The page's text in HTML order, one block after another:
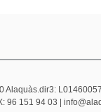
Alaquàs.dir3: L01460057
96 151 94 03 |